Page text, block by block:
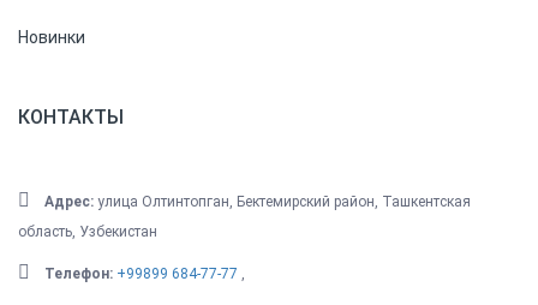
Новинки
КОНТАКТЫ
Адрес: улица Олтинтопган, Бектемирский район, Ташкентская
область, Узбекистан
Телефон: +99899 684-77-77 ,